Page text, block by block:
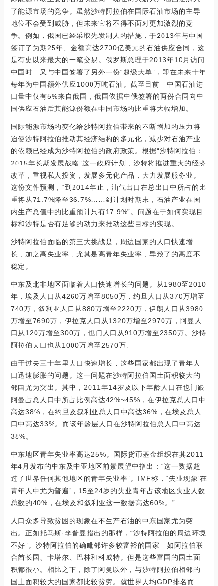
了能源市场的竞争。虽然沙特阿拉伯在国际石油市场的主导
地位不会受到威胁，但未来它将不得不面对更加激烈的竞
争。例如，俄国已经采取先发制人的措施，于2013年与中国
签订了为期25年、金额高达2700亿美元的石油供应合同，这
是有史以来最大的一笔交易。俄罗斯总理于2013年10月访问
中国时，又与中国签署了另外一份“超级大单”，即在未来十年
每年为中国额外供应1000万吨石油。截至目前，中国石油进
口量中仅有5%来自俄国，俄国依据中俄签署的两份合同向中
国供应石油后其能源份额在中国市场的比重将大幅增加。
国际能源市场的变化给沙特阿拉伯带来的不断增加的压力将
迫使沙特阿拉伯推动其经济结构的多元化，减少对石油产业
的依赖已经成为沙特阿拉伯的政府政策。根据“沙特阿拉伯：
2015年长期发展战略”这一政府计划，沙特将推进重大的经济
改革，重视私人投资，发展多元化产品，大力发展服务业。
这份文件预测，“到2014年止，油气出口在总出口中所占的比
重将从71.7%降至36.7%……到计划时期末，石油产业在国
内生产总值中的比重预计只有17.9%”。问题在于如何实现目
标和沙特是否有足够的动力来推动这些目标的实现。
沙特阿拉伯面临的第三大挑战是，周边国家的人口快速增
长，加之高失业率，尤其是高青年失业率，导致了的高度不
稳定。
中东及北非地区面临着人口快速增长的问题。从1980至2010
年，埃及人口从4260万增至8050万，约旦人口从370万增至
740万，叙利亚人口从880万增至2220万，伊朗人口从3980
万增至7690万，伊拉克人口从1320万增至2970万，阿曼人
口从120万增至300万，也门人口从910万增至2350万。沙特
阿拉伯人口也从1000万增至2570万。
由于过去三十年里人口快速增长，这些国家都出现了青年人
口迅速膨胀的问题。这一问题在沙特阿拉伯国土面积较大的
邻国尤为突出。其中，2011年14岁及以下年龄人口在也门跟
阿曼占总人口中所占比例高达42%~45%，在伊拉克总人口中
高达38%，在约旦及叙利亚总人口中高达36%，在埃及总人
口中高达33%。而该年龄层人口在沙特阿拉伯总人口中高达
38%。
中东地区青年失业率高达25%。国际货币基金组织在其2011
年4月发布的中东及中亚地区前景展望中指出：“这一数据超
过了世界任何其他地区的青年失业率”。IMF称，“失业现象‘在
青年人中尤为普遍’，15至24岁的失业青年占该地区失业人数
总数的40%，在埃及和叙利亚这一数据高达60%。”
人口众多导致贫困的现象在不生产石油的中东国家尤为突
出。正如托马斯·李普曼指出的那样，“沙特阿拉伯的周边环境
不好”。沙特阿拉伯的确毗邻许多较富裕的国家，如阿拉伯联
合酋长国、卡塔尔、巴林和科威特。但是这些富国的国土面
积都很小。相比之下，除了阿曼以外，与沙特阿拉伯相邻的
国土面积较大的国家都比较贫穷。就世界人均GDP排名而